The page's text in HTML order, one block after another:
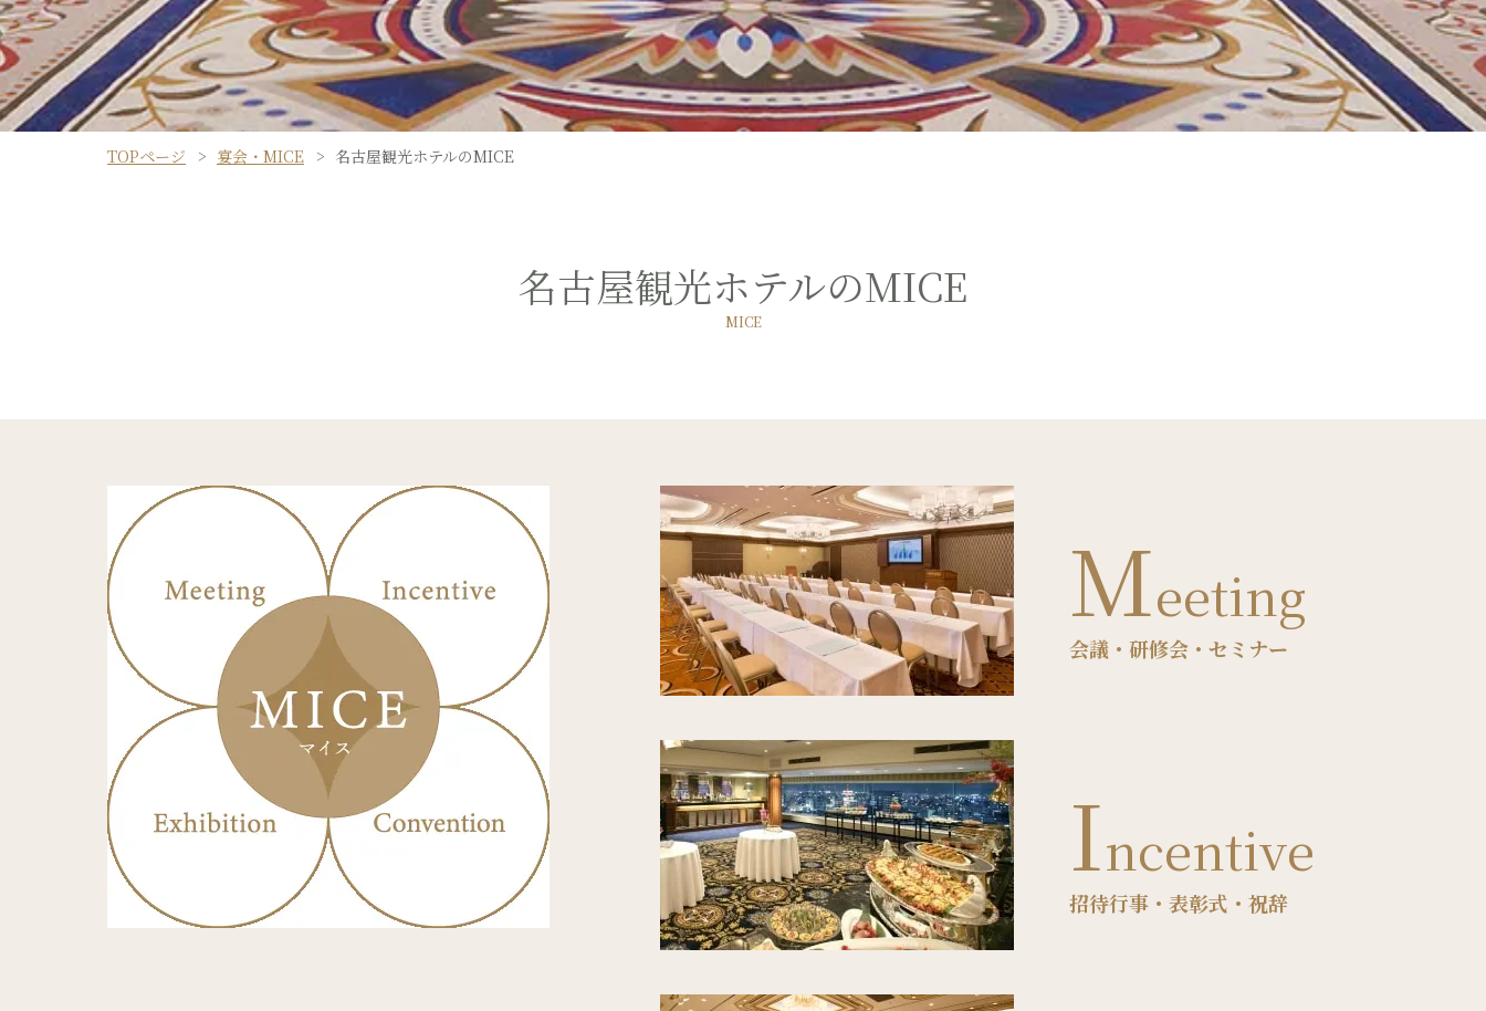
TOPページ 宴会・MICE 名古屋観光ホテルのMICE
名古屋観光ホテルのMICE
MICE
Meeting
会議・研修会・セミナー
Incentive
招待行事・表彰式・祝辞